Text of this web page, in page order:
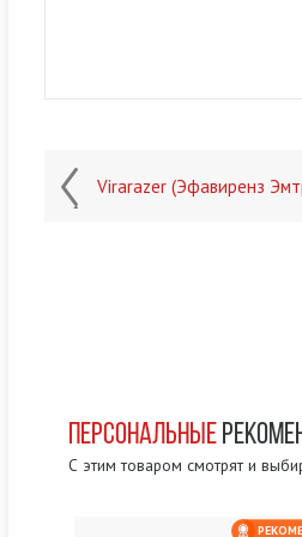
Virarazer (Эфавиренз
ПЕРСОНАЛЬНЫЕ
С этим товаром смотрят и